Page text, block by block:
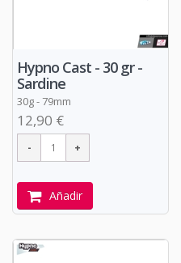
Hypno Cast - 30 gr -
Sardine
30g - 79mm
12,90 €
Añadir